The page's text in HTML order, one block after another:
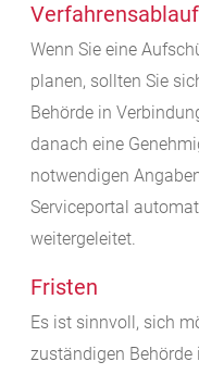
Verfahrensablauf
Wenn Sie eine
planen, sollten Sie
Behörde in
danach eine
notwendigen
Serviceportal
weitergeleitet.
Fristen
Es ist sinnvoll, sich
zuständigen Behörde